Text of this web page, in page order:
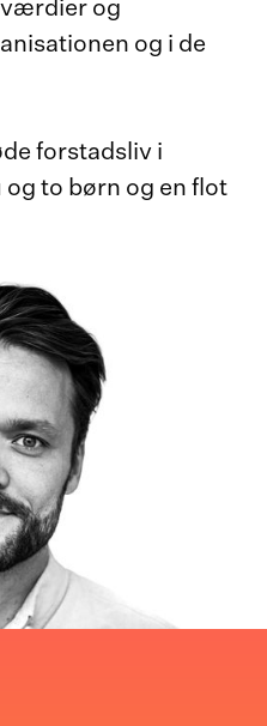
værdier og
og i de
forstadsliv i
to børn og en flot